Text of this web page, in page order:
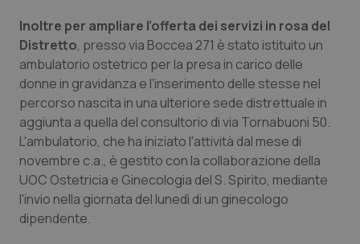
Quotidiano Chirurgia
Quotidiano Oncologia
Quotidiano Pediatria
Rene & patologie urogenitali
Salute orale & impianti
Sangue & coagulazione
Inoltre per ampliare l’offerta dei servizi in rosa del
Distretto, presso via Boccea 271 è stato istituito un
ambulatorio ostetrico per la presa in carico delle
donne in gravidanza e l'inserimento delle stesse nel
percorso nascita in una ulteriore sede distrettuale in
aggiunta a quella del consultorio di via Tornabuoni 50.
L'ambulatorio, che ha iniziato l'attività dal mese di
novembre c.a., è gestito con la collaborazione della
UOC Ostetricia e Ginecologia del S. Spirito, mediante
l'invio nella giornata del lunedì di un ginecologo
dipendente.